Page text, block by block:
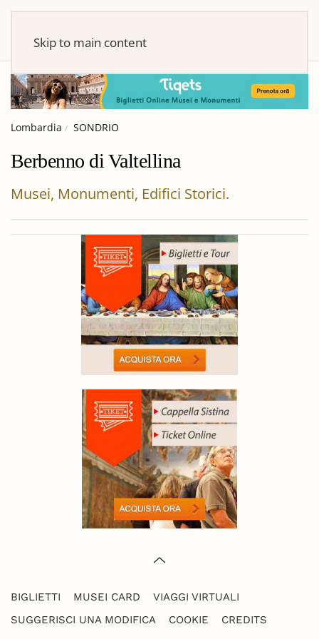
Skip to main content
Lombardia SONDRIO
Berbenno di Valtellina
Musei, Monumenti, Edifici Storici.
BIGLIETTI MUSEI CARD
VIAGGI VIRTUALI
SUGGERISCI UNA MODIFICA
COOKIE CREDITS